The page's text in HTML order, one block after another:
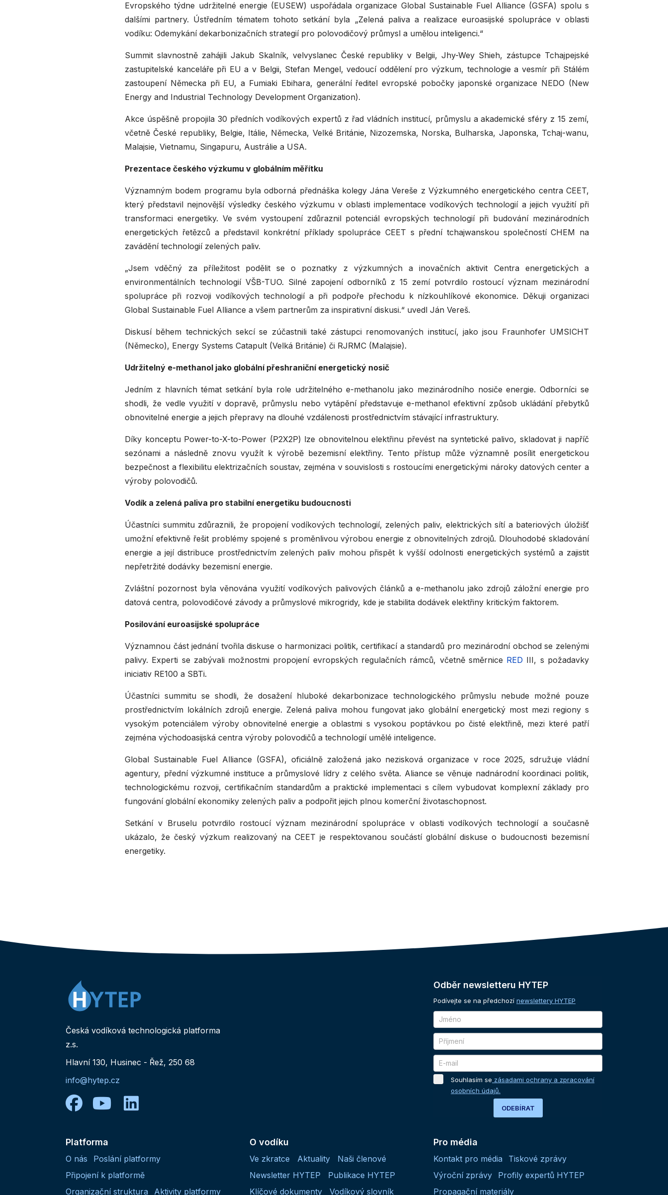
Evropského týdne udržitelné energie (EUSEW) uspořádala organizace Global Sustainable Fuel Alliance (GSFA) spolu s
dalšími partnery. Ústředním tématem tohoto setkání byla „Zelená paliva a realizace euroasijské spolupráce v oblasti
vodíku: Odemykání dekarbonizačních strategií pro polovodičový průmysl a umělou inteligenci.“
Summit slavnostně zahájili Jakub Skalník, velvyslanec České republiky v Belgii, Jhy-Wey Shieh, zástupce Tchajpejské
zastupitelské kanceláře při EU a v Belgii, Stefan Mengel, vedoucí oddělení pro výzkum, technologie a vesmír při Stálém
zastoupení Německa při EU, a Fumiaki Ebihara, generální ředitel evropské pobočky japonské organizace NEDO (New
Energy and Industrial Technology Development Organization).
Akce úspěšně propojila 30 předních vodíkových expertů z řad vládních institucí, průmyslu a akademické sféry z 15 zemí,
včetně České republiky, Belgie, Itálie, Německa, Velké Británie, Nizozemska, Norska, Bulharska, Japonska, Tchaj-wanu,
Malajsie, Vietnamu, Singapuru, Austrálie a USA.
Prezentace českého výzkumu v globálním měřítku
Významným bodem programu byla odborná přednáška kolegy Jána Vereše z Výzkumného energetického centra CEET,
který představil nejnovější výsledky českého výzkumu v oblasti implementace vodíkových technologií a jejich využití při
transformaci energetiky. Ve svém vystoupení zdůraznil potenciál evropských technologií při budování mezinárodních
energetických řetězců a představil konkrétní příklady spolupráce CEET s přední tchajwanskou společností CHEM na
zavádění technologií zelených paliv.
„Jsem vděčný za příležitost podělit se o poznatky z výzkumných a inovačních aktivit Centra energetických a
environmentálních technologií VŠB-TUO. Silné zapojení odborníků z 15 zemí potvrdilo rostoucí význam mezinárodní
spolupráce při rozvoji vodíkových technologií a při podpoře přechodu k nízkouhlíkové ekonomice. Děkuji organizaci
Global Sustainable Fuel Alliance a všem partnerům za inspirativní diskusi.“ uvedl Ján Vereš.
Diskusí během technických sekcí se zúčastnili také zástupci renomovaných institucí, jako jsou Fraunhofer UMSICHT
(Německo), Energy Systems Catapult (Velká Británie) či RJRMC (Malajsie).
Udržitelný e-methanol jako globální přeshraniční energetický nosič
Jedním z hlavních témat setkání byla role udržitelného e-methanolu jako mezinárodního nosiče energie. Odborníci se
shodli, že vedle využití v dopravě, průmyslu nebo vytápění představuje e-methanol efektivní způsob ukládání přebytků
obnovitelné energie a jejich přepravy na dlouhé vzdálenosti prostřednictvím stávající infrastruktury.
Díky konceptu Power-to-X-to-Power (P2X2P) lze obnovitelnou elektřinu převést na syntetické palivo, skladovat ji napříč
sezónami a následně znovu využít k výrobě bezemisní elektřiny. Tento přístup může významně posílit energetickou
bezpečnost a flexibilitu elektrizačních soustav, zejména v souvislosti s rostoucími energetickými nároky datových center a
výroby polovodičů.
Vodík a zelená paliva pro stabilní energetiku budoucnosti
Účastníci summitu zdůraznili, že propojení vodíkových technologií, zelených paliv, elektrických sítí a bateriových úložišť
umožní efektivně řešit problémy spojené s proměnlivou výrobou energie z obnovitelných zdrojů. Dlouhodobé skladování
energie a její distribuce prostřednictvím zelených paliv mohou přispět k vyšší odolnosti energetických systémů a zajistit
nepřetržité dodávky bezemisní energie.
Zvláštní pozornost byla věnována využití vodíkových palivových článků a e-methanolu jako zdrojů záložní energie pro
datová centra, polovodičové závody a průmyslové mikrogridy, kde je stabilita dodávek elektřiny kritickým faktorem.
Posilování euroasijské spolupráce
Významnou část jednání tvořila diskuse o harmonizaci politik, certifikací a standardů pro mezinárodní obchod se zelenými
palivy. Experti se zabývali možnostmi propojení evropských regulačních rámců, včetně směrnice RED III, s požadavky
iniciativ RE100 a SBTi.
Účastníci summitu se shodli, že dosažení hluboké dekarbonizace technologického průmyslu nebude možné pouze
prostřednictvím lokálních zdrojů energie. Zelená paliva mohou fungovat jako globální energetický most mezi regiony s
vysokým potenciálem výroby obnovitelné energie a oblastmi s vysokou poptávkou po čisté elektřině, mezi které patří
zejména východoasijská centra výroby polovodičů a technologií umělé inteligence.
Global Sustainable Fuel Alliance (GSFA), oficiálně založená jako nezisková organizace v roce 2025, sdružuje vládní
agentury, přední výzkumné instituce a průmyslové lídry z celého světa. Aliance se věnuje nadnárodní koordinaci politik,
technologickému rozvoji, certifikačním standardům a praktické implementaci s cílem vybudovat komplexní základy pro
fungování globální ekonomiky zelených paliv a podpořit jejich plnou komerční životaschopnost.
Setkání v Bruselu potvrdilo rostoucí význam mezinárodní spolupráce v oblasti vodíkových technologií a současně
ukázalo, že český výzkum realizovaný na CEET je respektovanou součástí globální diskuse o budoucnosti bezemisní
energetiky.
Česká vodíková technologická platforma
z.s.
Hlavní 130, Husinec - Řež, 250 68
info@hytep.cz
facebook
youtube
linkedin
Odběr newsletteru HYTEP
Podívejte se na předchozí newslettery HYTEP
Souhlasím se zásadami ochrany a zpracování
osobních údajů.
ODEBÍRAT
Platforma
O nás
Poslání platformy
Připojení k platformě
Organizační struktura
Aktivity platformy
O vodíku
Ve zkratce Aktuality
Naši členové
Newsletter HYTEP
Publikace HYTEP
Klíčové dokumenty
Vodíkový slovník
Pro média
Kontakt pro média
Tiskové zprávy
Výroční zprávy
Profily expertů HYTEP
Propagační materiály